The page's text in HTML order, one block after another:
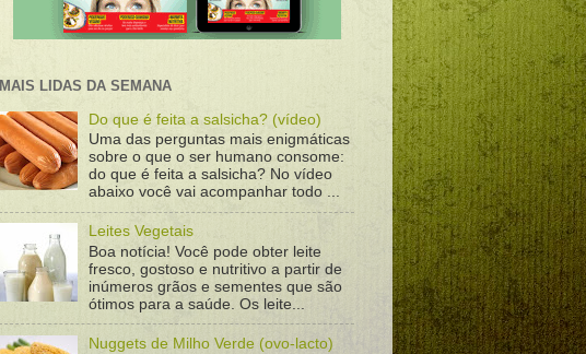
MAIS LIDAS DA SEMANA
Do que é feita a salsicha? (vídeo)
Uma das perguntas mais enigmáticas
sobre o que o ser humano consome:
do que é feita a salsicha? No vídeo
abaixo você vai acompanhar todo ...
Leites Vegetais
Boa notícia! Você pode obter leite
fresco, gostoso e nutritivo a partir de
inúmeros grãos e sementes que são
ótimos para a saúde. Os leite...
Nuggets de Milho Verde (ovo-lacto)